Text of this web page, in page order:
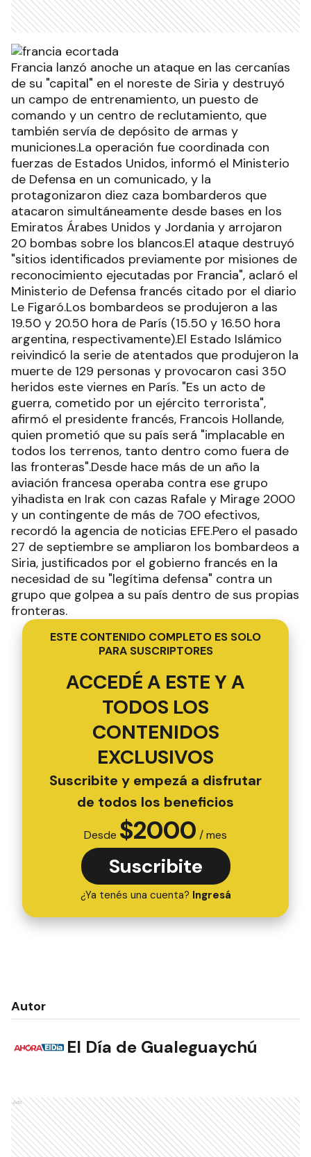
Francia lanzó anoche un ataque en las cercanías
de su "capital" en el noreste de Siria y destruyó
un campo de entrenamiento, un puesto de
comando y un centro de reclutamiento, que
también servía de depósito de armas y
municiones.La operación fue coordinada con
fuerzas de Estados Unidos, informó el Ministerio
de Defensa en un comunicado, y la
protagonizaron diez caza bombarderos que
atacaron simultáneamente desde bases en los
Emiratos Árabes Unidos y Jordania y arrojaron
20 bombas sobre los blancos.El ataque destruyó
"sitios identificados previamente por misiones de
reconocimiento ejecutadas por Francia", aclaró el
Ministerio de Defensa francés citado por el diario
Le Figaró.Los bombardeos se produjeron a las
19.50 y 20.50 hora de París (15.50 y 16.50 hora
argentina, respectivamente).El Estado Islámico
reivindicó la serie de atentados que produjeron la
muerte de 129 personas y provocaron casi 350
heridos este viernes en París. "Es un acto de
guerra, cometido por un ejército terrorista",
afirmó el presidente francés, Francois Hollande,
quien prometió que su país será "implacable en
todos los terrenos, tanto dentro como fuera de
las fronteras".Desde hace más de un año la
aviación francesa operaba contra ese grupo
yihadista en Irak con cazas Rafale y Mirage 2000
y un contingente de más de 700 efectivos,
recordó la agencia de noticias EFE.Pero el pasado
27 de septiembre se ampliaron los bombardeos a
Siria, justificados por el gobierno francés en la
necesidad de su "legítima defensa" contra un
grupo que golpea a su país dentro de sus propias
fronteras.
ESTE CONTENIDO COMPLETO ES SOLO
PARA SUSCRIPTORES
ACCEDÉ A ESTE Y A
TODOS LOS
CONTENIDOS
EXCLUSIVOS
Suscribite y empezá a disfrutar
de todos los beneficios
Desde $2000 / mes
Suscribite
¿Ya tenés una cuenta? Ingresá
Autor
El Día de Gualeguaychú
Ads